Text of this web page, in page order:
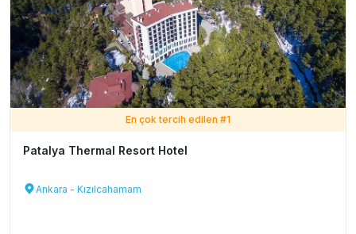
En çok tercih edilen #1
Patalya Thermal Resort Hotel
Ankara - Kızılcahamam